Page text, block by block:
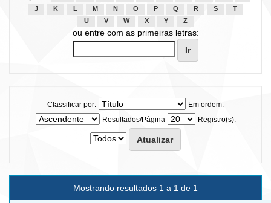
J
K L M N O P Q R S
T
U
V W X Y Z
ou entre com as primeiras letras:
Classificar por:
Em ordem:
Resultados/Página
Registro(s):
Mostrando resultados 1 a 1 de 1